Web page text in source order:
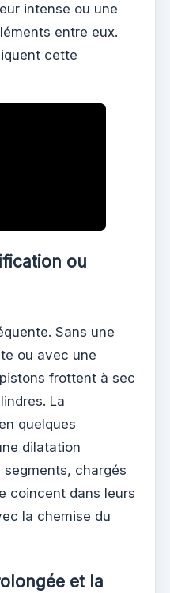
intense ou une
entre eux.
cette
ou
Sans une
ou avec une
frottent à sec
La
quelques
dilatation
chargés
coincent dans leurs
la chemise du
et la